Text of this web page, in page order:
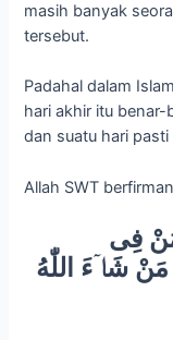
masih banyak
tersebut.
Padahal dalam
hari akhir itu benar-
dan suatu hari
Allah SWT
فِى
شَاۤءَ اللّٰهُ